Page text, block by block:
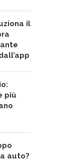
il
più
auto?